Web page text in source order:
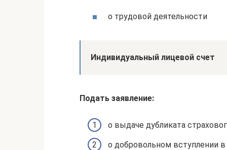
о трудовой деятельности
Индивидуальный лицевой счет
Подать заявление:
о выдаче дубликата
о добровольном вступлении